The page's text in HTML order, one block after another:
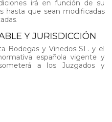
irá en función de su
hasta que sean modificadas
Y JURISDICCIÓN
Bodegas y Vinedos SL. y el
española vigente y
a los Juzgados y